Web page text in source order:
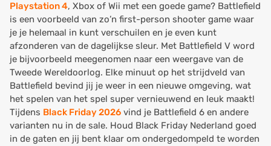
Playstation 4, Xbox of Wii met een goede game? Battlefield
is een voorbeeld van zo’n first-person shooter game waar
je je helemaal in kunt verschuilen en je even kunt
afzonderen van de dagelijkse sleur. Met Battlefield V word
je bijvoorbeeld meegenomen naar een weergave van de
Tweede Wereldoorlog. Elke minuut op het strijdveld van
Battlefield bevind jij je weer in een nieuwe omgeving, wat
het spelen van het spel super vernieuwend en leuk maakt!
Tijdens Black Friday 2026 vind je Battlefield 6 en andere
varianten nu in de sale. Houd Black Friday Nederland goed
in de gaten en jij bent klaar om ondergedompeld te worden